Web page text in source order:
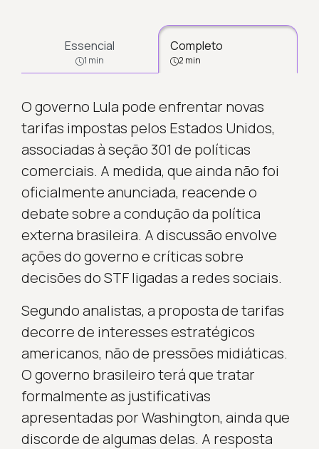
Essencial
1 min
Completo
2 min
O governo Lula pode enfrentar novas
tarifas impostas pelos Estados Unidos,
associadas à seção 301 de políticas
comerciais. A medida, que ainda não foi
oficialmente anunciada, reacende o
debate sobre a condução da política
externa brasileira. A discussão envolve
ações do governo e críticas sobre
decisões do STF ligadas a redes sociais.
Segundo analistas, a proposta de tarifas
decorre de interesses estratégicos
americanos, não de pressões midiáticas.
O governo brasileiro terá que tratar
formalmente as justificativas
apresentadas por Washington, ainda que
discorde de algumas delas. A resposta